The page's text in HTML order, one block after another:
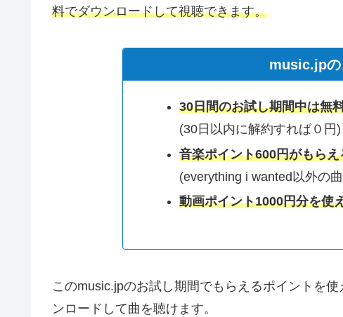
料でダウンロードして視聴できます。
music.jpの
30日間のお試し期間中は無
(30日以内に解約すれば０円)
音楽ポイント600円がもらえ
(everything i wanted以外の
動画ポイント1000円分を使
このmusic.jpのお試し期間でもらえるポイントを
ンロードして曲を聴けます。